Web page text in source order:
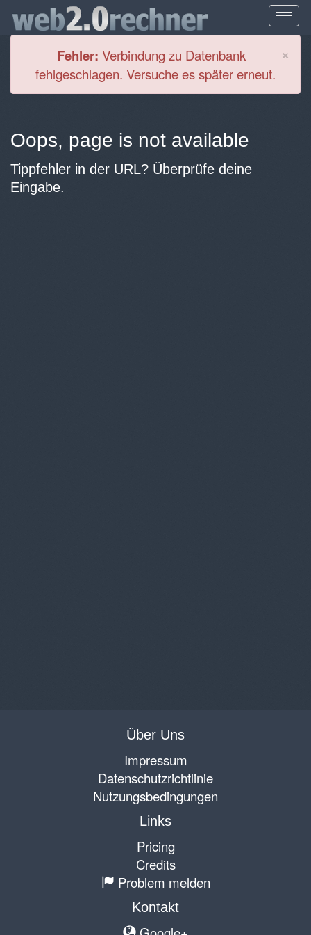
×
Fehler: Verbindung zu Datenbank
fehlgeschlagen. Versuche es später erneut.
Oops, page is not available
Tippfehler in der URL? Überprüfe deine
Eingabe.
Über Uns
Impressum
Datenschutzrichtlinie
Nutzungsbedingungen
Links
Pricing
Credits
Problem melden
Kontakt